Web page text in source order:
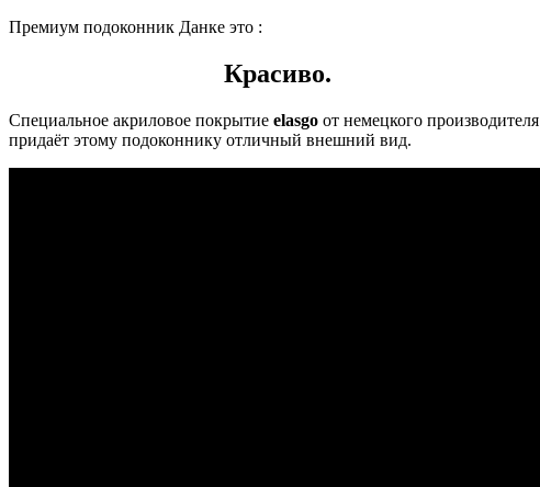
Премиум подоконник Данке это :
Красиво.
Специальное акриловое покрытие elasgo от немецкого производителя
придаёт этому подоконнику отличный внешний вид.